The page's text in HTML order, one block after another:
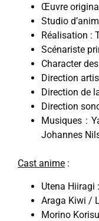
Œuvre
Studio
Réalisation :
Scénariste
Character
Direction
Direction de
Direction
Musiques :
Johannes
Cast anime :
Utena Hiiragi
Araga Kiwi /
Morino